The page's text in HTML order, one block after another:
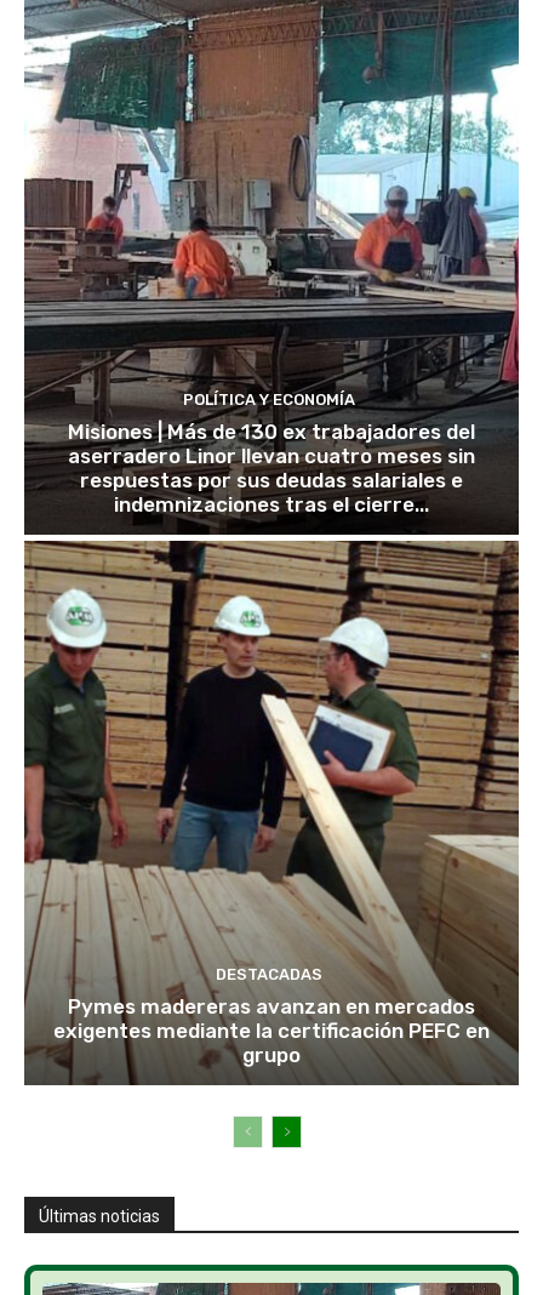
POLÍTICA Y ECONOMÍA
Misiones | Más de 130 ex trabajadores del
aserradero Linor llevan cuatro meses sin
respuestas por sus deudas salariales e
indemnizaciones tras el cierre...
DESTACADAS
Pymes madereras avanzan en mercados
exigentes mediante la certificación PEFC en
grupo
Últimas noticias